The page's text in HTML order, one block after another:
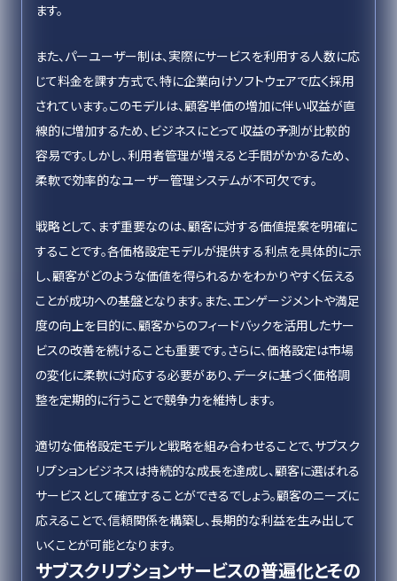
ます。
また、パーユーザー制は、実際にサービスを利用する人数に応
じて料金を課す方式で、特に企業向けソフトウェアで広く採用
されています。このモデルは、顧客単価の増加に伴い収益が直
線的に増加するため、ビジネスにとって収益の予測が比較的
容易です。しかし、利用者管理が増えると手間がかかるため、
柔軟で効率的なユーザー管理システムが不可欠です。
戦略として、まず重要なのは、顧客に対する価値提案を明確に
することです。各価格設定モデルが提供する利点を具体的に示
し、顧客がどのような価値を得られるかをわかりやすく伝える
ことが成功への基盤となります。また、エンゲージメントや満足
度の向上を目的に、顧客からのフィードバックを活用したサー
ビスの改善を続けることも重要です。さらに、価格設定は市場
の変化に柔軟に対応する必要があり、データに基づく価格調
整を定期的に行うことで競争力を維持します。
適切な価格設定モデルと戦略を組み合わせることで、サブスク
リプションビジネスは持続的な成長を達成し、顧客に選ばれる
サービスとして確立することができるでしょう。顧客のニーズに
応えることで、信頼関係を構築し、長期的な利益を生み出して
いくことが可能となります。
サブスクリプションサービスの普遍化とその